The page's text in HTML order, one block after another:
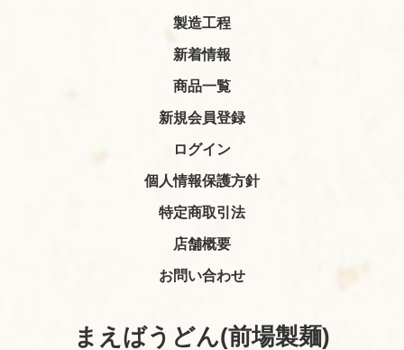
まえばうどん(前場製麺)
製造工程
新着情報
商品一覧
新規会員登録
ログイン
個人情報保護方針
特定商取引法
店舗概要
お問い合わせ